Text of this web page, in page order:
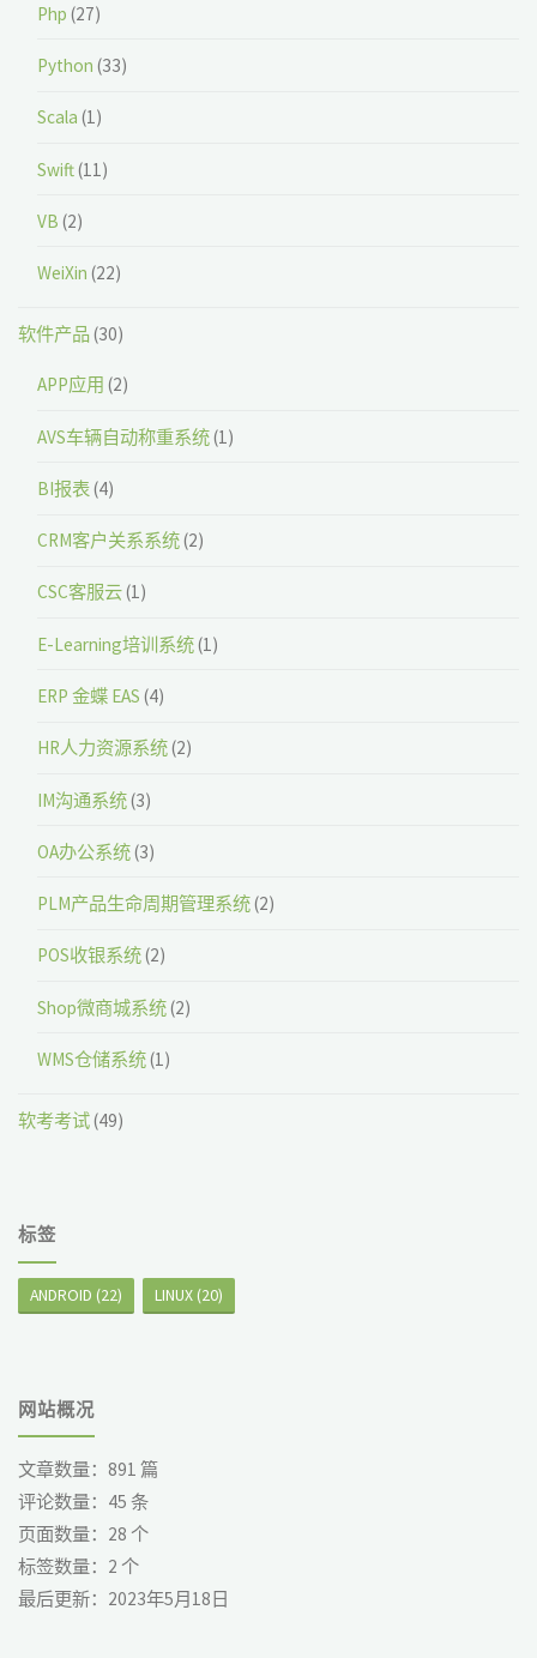
Php (27)
Python (33)
Scala (1)
Swift(11)
VB (2)
WeiXin (22)
软件产品(30)
APP应用 (2)
AVS车辆自动称重系统(1)
BI报表(4)
CRM客户关系系统(2)
CSC客服云(1)
E-Learning培训系统(1)
ERP 金蝶 EAS (4)
HR人力资源系统(2)
IM沟通系统(3)
OA办公系统(3)
PLM产品生命周期管理系统(2)
POS收银系统(2)
Shop微商城系统(2)
WMS仓储系统(1)
软考考试(49)
标签
ANDROID (22) LINUX (20)
网站概况
文章数量：891 篇
评论数量： 45 条
页面数量： 28 个
标签数量： 2 个
最后更新： 2023年5月18日